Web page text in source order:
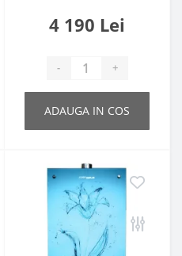
4 190 Lei
- +
ADAUGA IN COS